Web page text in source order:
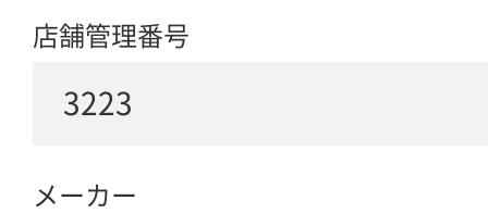
店舗管理番号
3223
メーカー